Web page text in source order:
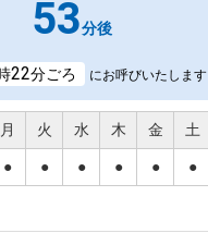
53分後
22分ごろ にお呼びいたします
月 火 水 木 金 土
● ● ● ● ● ●